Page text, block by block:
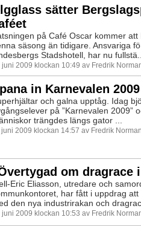
sätter
på Café Oscar kommer att
säsong än tidigare. Ansvariga
Stadshotell, har nu
juni 2009 klockan 10:49 av Fredrik
in Karnevalen 2009
och galna upptåg. Idag
på ”Karnevalen 2009”
trängdes längs gator ...
juni 2009 klockan 14:57 av Fredrik
om dragrace
Eric Eliasson, utredare och
har fått i uppdrag
den nya industrirakan och
juni 2009 klockan 10:53 av Fredrik